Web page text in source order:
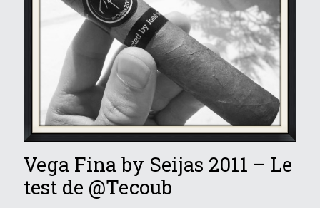
Vega Fina by Seijas 2011 – Le
test de @Tecoub